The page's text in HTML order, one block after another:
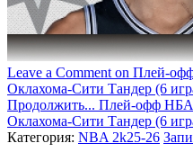
Leave a Comment on Плей-
Оклахома-Сити Тандер (6
Продолжить... Плей-офф
Оклахома-Сити Тандер (6
Категория: NBA 2k25-26